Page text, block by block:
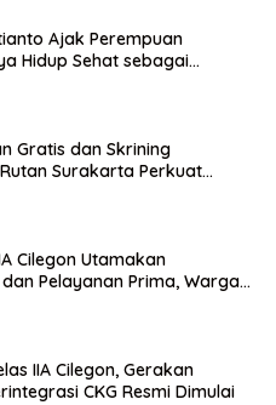
Ajak Perempuan
Hidup Sehat sebagai
Gratis dan Skrining
Surakarta Perkuat
Cilegon Utamakan
Pelayanan Prima, Warga
IIA Cilegon, Gerakan
CKG Resmi Dimulai